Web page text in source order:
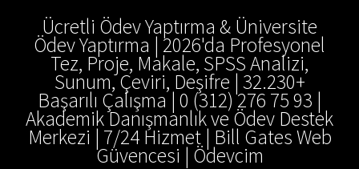
Ücretli Ödev Yaptırma & Üniversite
Ödev Yaptırma | 2026'da Profesyonel
Tez, Proje, Makale, SPSS Analizi,
Sunum, Çeviri, Deşifre | 32.230+
Başarılı Çalışma | 0 (312) 276 75 93 |
Akademik Danışmanlık ve Ödev Destek
Merkezi | 7/24 Hizmet | Bill Gates Web
Güvencesi | Ödevcim